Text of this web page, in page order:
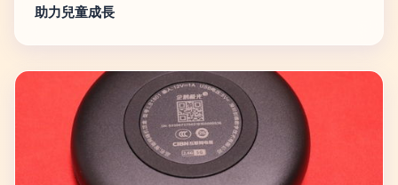
助力兒童成長